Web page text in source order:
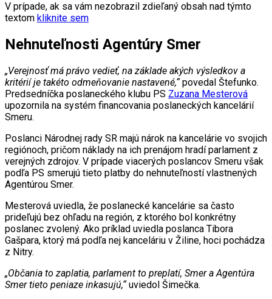
V prípade, ak sa vám nezobrazil zdieľaný obsah nad týmto
textom kliknite sem
Nehnuteľnosti Agentúry Smer
„Verejnosť má právo vedieť, na základe akých výsledkov a
kritérií je takéto odmeňovanie nastavené,“povedal Štefunko.
Predsedníčka poslaneckého klubu PS Zuzana Mesterová
upozornila na systém financovania poslaneckých kancelárií
Smeru.
Poslanci Národnej rady SR majú nárok na kancelárie vo svojich
regiónoch, pričom náklady na ich prenájom hradí parlament z
verejných zdrojov. V prípade viacerých poslancov Smeru však
podľa PS smerujú tieto platby do nehnuteľností vlastnených
Agentúrou Smer.
Mesterová uviedla, že poslanecké kancelárie sa často
prideľujú bez ohľadu na región, z ktorého bol konkrétny
poslanec zvolený. Ako príklad uviedla poslanca Tibora
Gašpara, ktorý má podľa nej kanceláriu v Žiline, hoci pochádza
z Nitry.
„Občania to zaplatia, parlament to preplatí, Smer a Agentúra
Smer tieto peniaze inkasujú,“uviedol Šimečka.